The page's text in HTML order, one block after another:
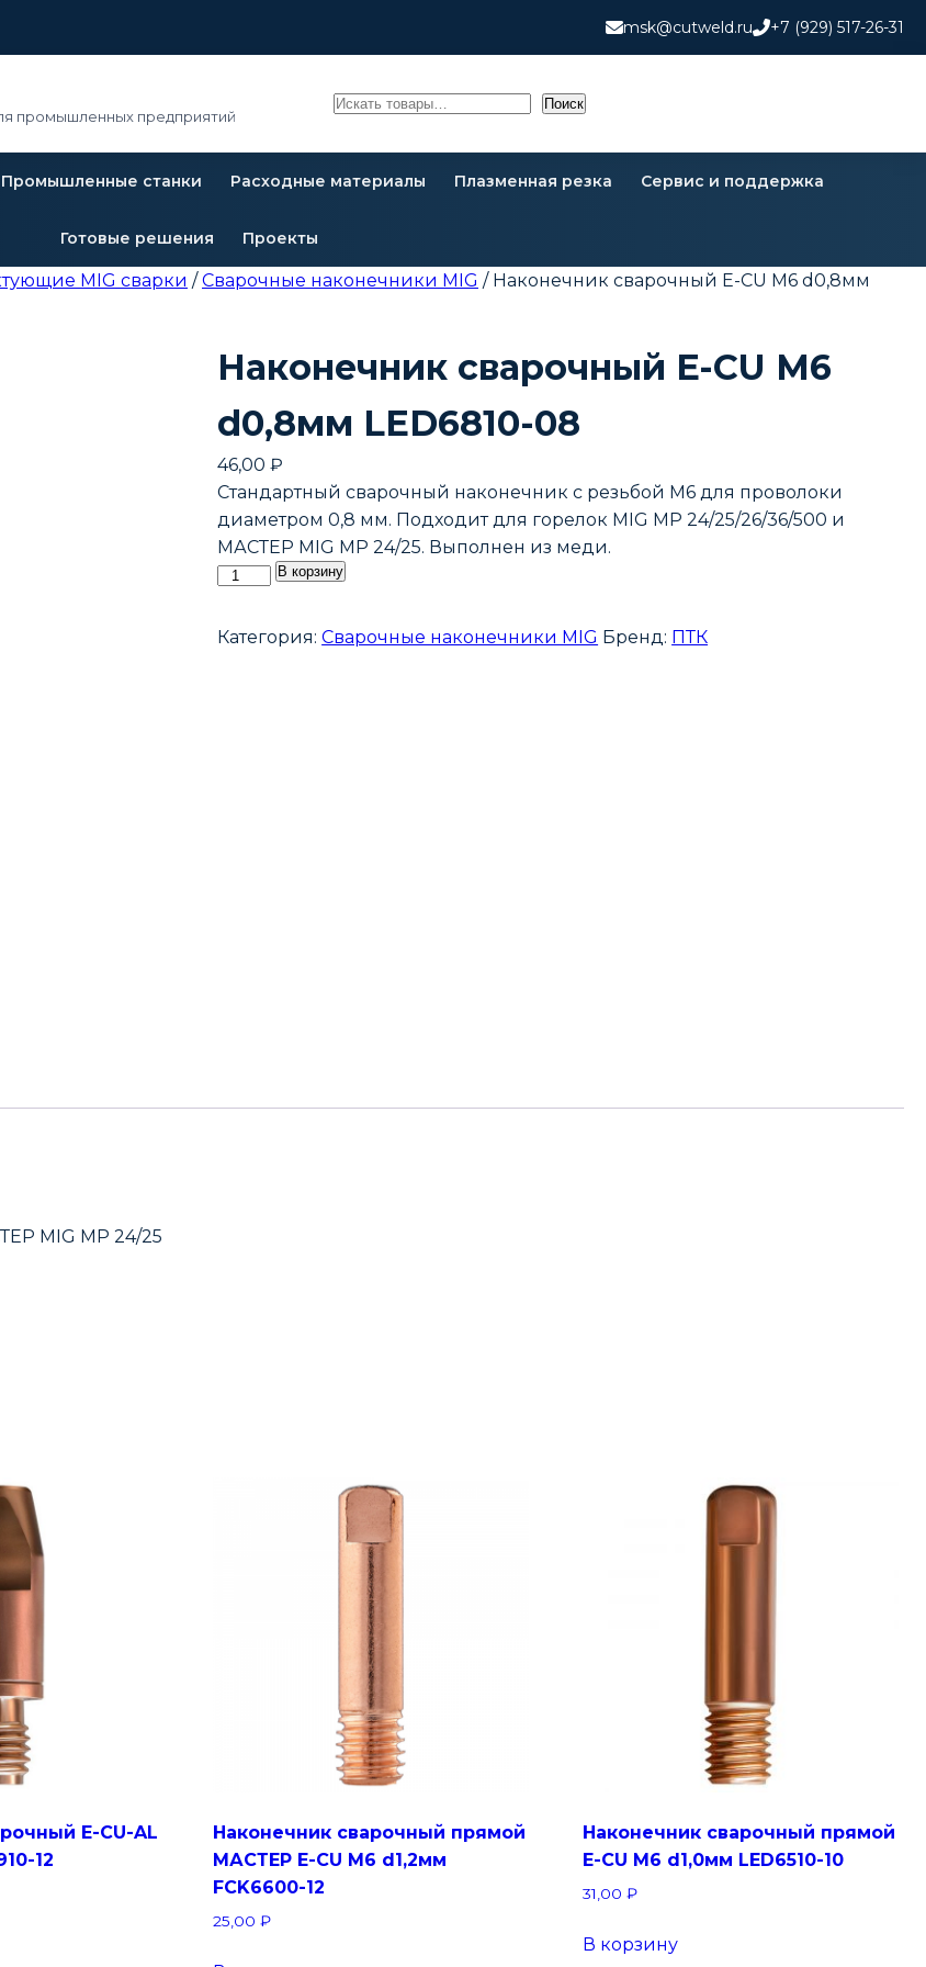
msk@cutweld.ru +7 (929) 517-26-31
промышленных предприятий
Поиск Поиск
Промышленные станки Расходные материалы Плазменная резка Сервис и поддержка
Готовые решения Проекты
MIG сварки /Сварочные наконечники MIG / Наконечник сварочный E-CU М6 d0,8мм
Наконечник сварочный E-CU М6
d0,8мм LED6810-08
46,00₽
Стандартный сварочный наконечник с резьбой М6 для проволоки
диаметром 0,8 мм. Подходит для горелок MIG MP 24/25/26/36/500 и
МАСТЕР MIG MP 24/25. Выполнен из меди.
Количество
Наконечник
В корзину
Категория:Сварочные наконечники MIG Бренд: ПТК
MIG MP 24/25
E-CU-AL
12
Наконечник сварочный прямой
МАСТЕР E-CU М6 d1,2мм
FCK6600-12
25,00₽
Наконечник сварочный прямой
E-CU М6 d1,0мм LED6510-10
31,00₽
В корзину